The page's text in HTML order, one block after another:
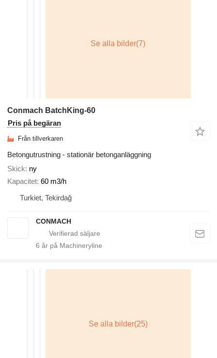
Conmach BatchKing-60
Pris på begäran
Från tillverkaren
Betongutrustning - stationär betonganläggning
Skick ny
Kapacitet 60 m3/h
Turkiet, Tekirdağ
CONMACH
6 år på Machineryline